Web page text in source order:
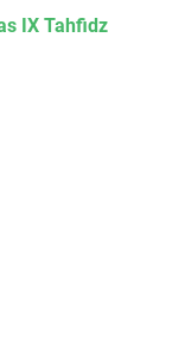
IX Tahfidz